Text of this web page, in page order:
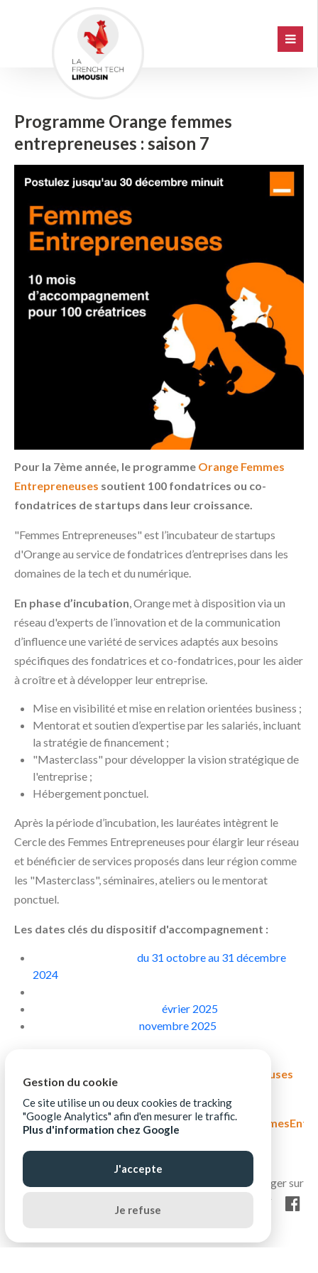
Programme Orange femmes
entrepreneuses : saison 7
Pour la 7ème année, le programme Orange Femmes
Entrepreneuses soutient 100 fondatrices ou co-
fondatrices de startups dans leur croissance.
"Femmes Entrepreneuses" est l’incubateur de startups
d'Orange au service de fondatrices d’entreprises dans les
domaines de la tech et du numérique.
En phase d’incubation, Orange met à disposition via un
réseau d'experts de l’innovation et de la communication
d’influence une variété de services adaptés aux besoins
spécifiques des fondatrices et co-fondatrices, pour les aider
à croître et à développer leur entreprise.
Mise en visibilité et mise en relation orientées business ;
Mentorat et soutien d’expertise par les salariés, incluant
la stratégie de financement ;
"Masterclass" pour développer la vision stratégique de
l'entreprise ;
Hébergement ponctuel.
Après la période d’incubation, les lauréates intègrent le
Cercle des Femmes Entrepreneuses pour élargir leur réseau
et bénéficier de services proposés dans leur région comme
les "Masterclass", séminaires, ateliers ou le mentorat
ponctuel.
Les dates clés du dispositif d'accompagnement :
du 31 octobre au 31 décembre
2024
évrier 2025
novembre 2025
https://www.orange.com/fr/femmesentrepreneuses
Pour candidater :
https://msurvey.orange.com/
Gestion du cookie
Ce site utilise un ou deux cookies de tracking
"Google Analytics" afin d'en mesurer le traffic.
Plus d'information chez Google
J'accepte
Je refuse